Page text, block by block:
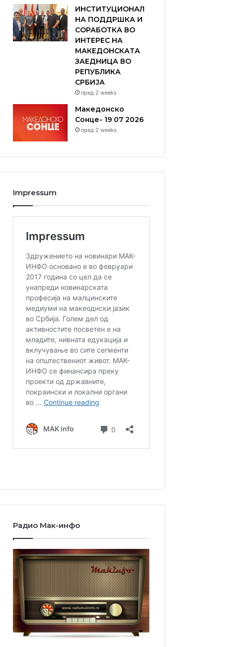
ИНСТИТУЦИОНАЛ
НА ПОДДРШКА И
СОРАБОТКА ВО
ИНТЕРЕС НА
МАКЕДОНСКАТА
ЗАЕДНИЦА ВО
РЕПУБЛИКА
СРБИЈА
пред 2 weeks
Македонско
Сонце- 19 07 2026
пред 2 weeks
Impressum
Радио Мак-инфо